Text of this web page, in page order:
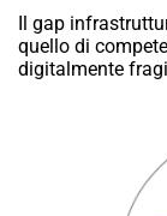
Il gap
quello di
digitalmente